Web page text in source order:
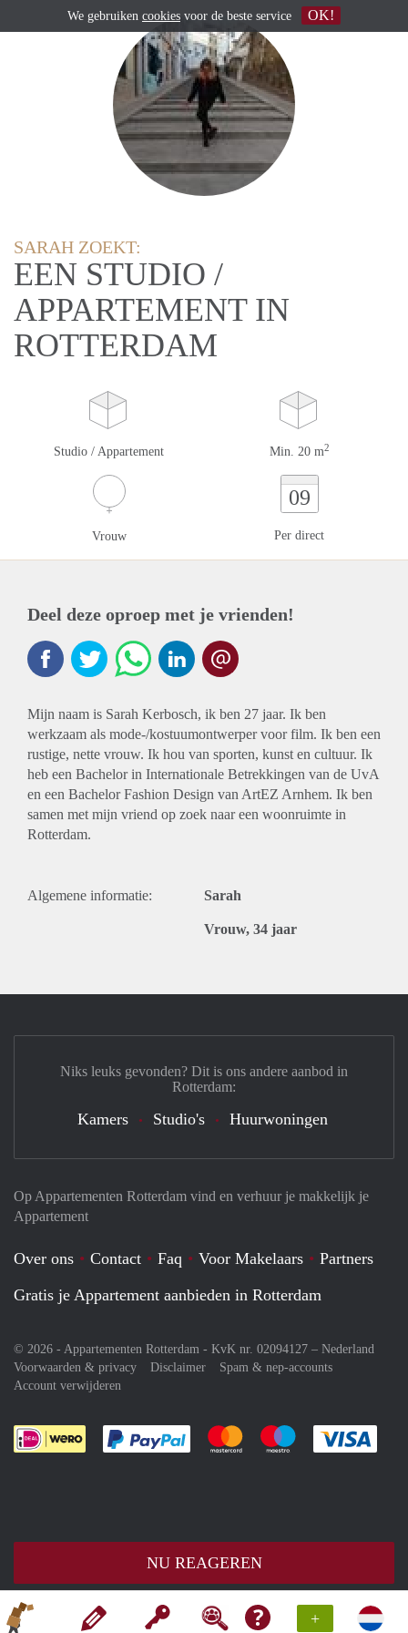
+
SARAH ZOEKT:
EEN STUDIO /
APPARTEMENT IN
ROTTERDAM
Studio / Appartement Min. 20 m2
Vrouw
09
Per direct
Deel deze oproep met je vrienden!
Mijn naam is Sarah Kerbosch, ik ben 27 jaar. Ik ben
werkzaam als mode-/kostuumontwerper voor film. Ik ben een
rustige, nette vrouw. Ik hou van sporten, kunst en cultuur. Ik
heb een Bachelor in Internationale Betrekkingen van de UvA
en een Bachelor Fashion Design van ArtEZ Arnhem. Ik ben
samen met mijn vriend op zoek naar een woonruimte in
Rotterdam.
Algemene informatie: Sarah
Vrouw, 34 jaar
NU REAGEREN
Op Appartementen Rotterdam vind en verhuur je makkelijk je
Appartement
Over ons Contact Faq Voor Makelaars
Partners
Gratis je Appartement aanbieden in Rotterdam
© 2026 - Appartementen Rotterdam - KvK nr. 02094127 – Nederland
Voorwaarden & privacy
Disclaimer
Spam & nep-accounts
Account verwijderen
Je rekent gemakkelijk af met Paypal
Je rekent gemakkelijk af met
Je rekent
Niks leuks gevonden? Dit is ons andere aanbod in
Rotterdam:
Kamers Studio's Huurwoningen
We gebruiken cookies voor de beste service OK!